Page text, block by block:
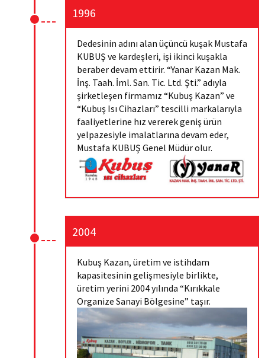
1996
Dedesinin adını alan üçüncü kuşak Mustafa
KUBUŞ ve kardeşleri, işi ikinci kuşakla
beraber devam ettirir. “Yanar Kazan Mak.
İnş. Taah. İml. San. Tic. Ltd. Şti.” adıyla
şirketleşen firmamız “Kubuş Kazan” ve
“Kubuş Isı Cihazları” tescilli markalarıyla
faaliyetlerine hız vererek geniş ürün
yelpazesiyle imalatlarına devam eder,
Mustafa KUBUŞ Genel Müdür olur.
2004
Kubuş Kazan, üretim ve istihdam
kapasitesinin gelişmesiyle birlikte,
üretim yerini 2004 yılında “Kırıkkale
Organize Sanayi Bölgesine” taşır.